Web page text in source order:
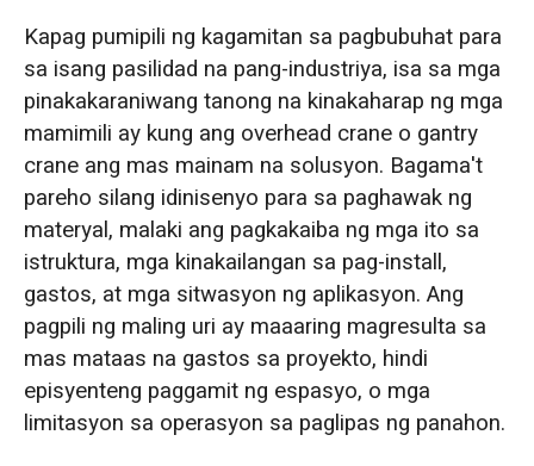
1. Mga Pagkakaiba sa Disenyo ng
Istruktura sa Pagitan ng mga Overhead at
Gantry Crane
Pangunahing Benepisyo ng Istruktura ng
Overhead Crane: Disenyo na Sinusuportahan
ng Gusali, Matipid sa Espasyo
Limitasyon sa Istruktura
Pangunahing Benepisyo ng Istruktura ng
Gantry Crane: Istrukturang Sinusuportahan ng
Paa at Nagsasarili
Limitasyon sa Istruktura
Kapag pumipili ng kagamitan sa pagbubuhat para
sa isang pasilidad na pang-industriya, isa sa mga
pinakakaraniwang tanong na kinakaharap ng mga
mamimili ay kung ang overhead crane o gantry
crane ang mas mainam na solusyon. Bagama't
pareho silang idinisenyo para sa paghawak ng
materyal, malaki ang pagkakaiba ng mga ito sa
istruktura, mga kinakailangan sa pag-install,
gastos, at mga sitwasyon ng aplikasyon. Ang
pagpili ng maling uri ay maaaring magresulta sa
mas mataas na gastos sa proyekto, hindi
episyenteng paggamit ng espasyo, o mga
limitasyon sa operasyon sa paglipas ng panahon.